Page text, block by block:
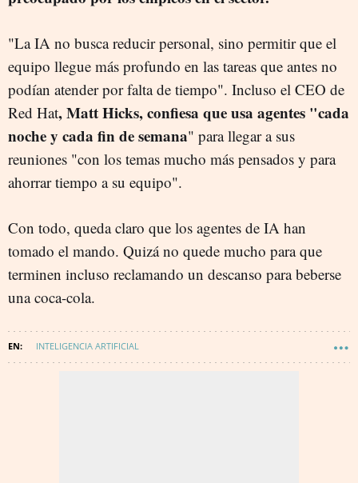
"La IA no busca reducir personal, sino permitir que el
equipo llegue más profundo en las tareas que antes no
podían atender por falta de tiempo". Incluso el CEO de
Red Hat, Matt Hicks, confiesa que usa agentes "cada
noche y cada fin de semana" para llegar a sus
reuniones "con los temas mucho más pensados y para
ahorrar tiempo a su equipo".
Con todo, queda claro que los agentes de IA han
tomado el mando. Quizá no quede mucho para que
terminen incluso reclamando un descanso para beberse
una coca-cola.
INTELIGENCIA ARTIFICIAL